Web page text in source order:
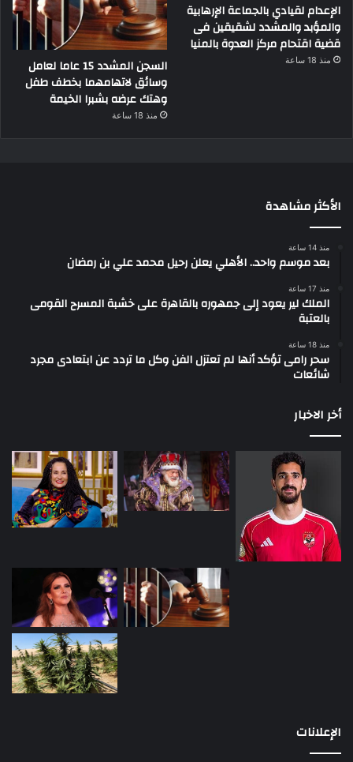
الإعدام لقيادي بالجماعة الإرهابية
والمؤبد والمشدد لشقيقين فى
قضية اقتحام مركز العدوة بالمنيا
منذ 18 ساعة
السجن المشدد 15 عاما لعامل
وسائق لاتهامهما بخطف طفل
وهتك عرضه بشبرا الخيمة
منذ 18 ساعة
الأكثر مشاهدة
منذ 14 ساعة
بعد موسم واحد.. الأهلي يعلن رحيل محمد علي بن رمضان
منذ 17 ساعة
الملك لير يعود إلى جمهوره بالقاهرة على خشبة المسرح القومى
بالعتبة
منذ 18 ساعة
سحر رامى تؤكد أنها لم تعتزل الفن وكل ما تردد عن ابتعادى مجرد
شائعات
أخر الاخبار
الإعلانات